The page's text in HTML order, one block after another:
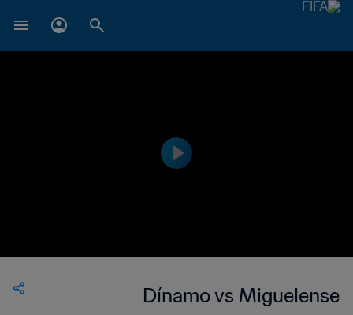
Dínamo vs Miguelense